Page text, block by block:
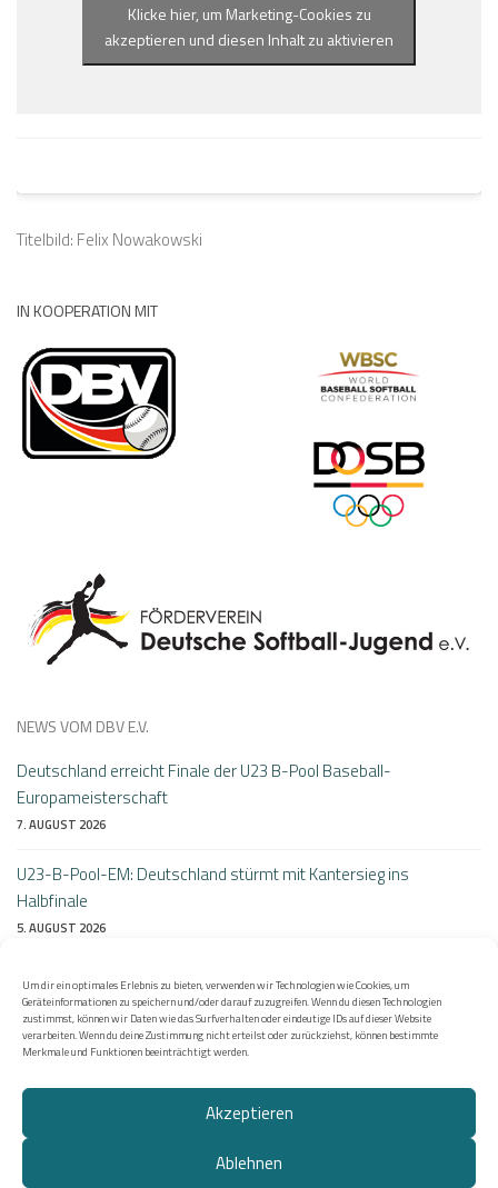
Um dir ein optimales Erlebnis zu bieten, verwenden wir Technologien wie Cookies, um
Geräteinformationen zu speichern und/oder darauf zuzugreifen. Wenn du diesen Technologien
zustimmst, können wir Daten wie das Surfverhalten oder eindeutige IDs auf dieser Website
verarbeiten. Wenn du deine Zustimmung nicht erteilst oder zurückziehst, können bestimmte
Merkmale und Funktionen beeinträchtigt werden.
Akzeptieren
Ablehnen
Klicke hier, um Marketing-Cookies zu
akzeptieren und diesen Inhalt zu aktivieren
Titelbild: Felix Nowakowski
IN KOOPERATION MIT
NEWS VOM DBV E.V.
Deutschland erreicht Finale der U23 B-Pool Baseball-
Europameisterschaft
7. AUGUST 2026
U23-B-Pool-EM: Deutschland stürmt mit Kantersieg ins
Halbfinale
5. AUGUST 2026
Perfekter Auftakt bei der B-Pool Heim-EM: Deutschlands U23
besiegt Litauen 10:0
4. AUGUST 2026